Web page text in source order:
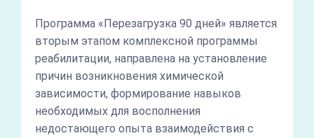
Программа «Перезагрузка 90 дней» является
вторым этапом комплексной программы
реабилитации, направлена на установление
причин возникновения химической
зависимости, формирование навыков
необходимых для восполнения
недостающего опыта взаимодействия с